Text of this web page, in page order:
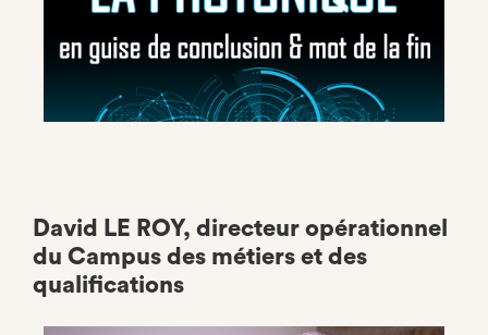
David LE ROY, directeur opérationnel
du Campus des métiers et des
qualifications